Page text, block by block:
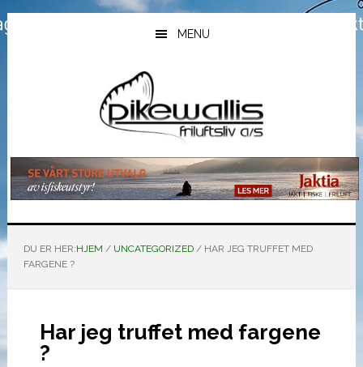
Hopp
til
Hopp
til
Hopp
til
MENU
DU ER HER:HJEM / UNCATEGORIZED /HAR JEG TRUFFET MED
FARGENE ?
Har jeg truffet med fargene
?